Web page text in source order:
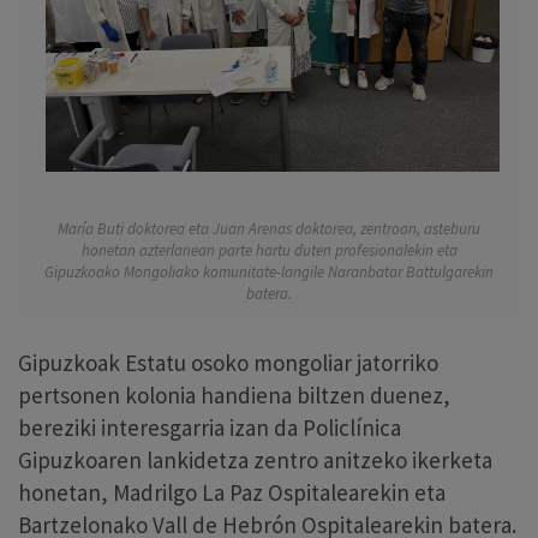
María Buti doktorea eta Juan Arenas doktorea, zentroan, asteburu
honetan azterlanean parte hartu duten profesionalekin eta
Gipuzkoako Mongoliako komunitate-langile Naranbatar Battulgarekin
batera.
Gipuzkoak Estatu osoko mongoliar jatorriko
pertsonen kolonia handiena biltzen duenez,
bereziki interesgarria izan da Policlínica
Gipuzkoaren lankidetza zentro anitzeko ikerketa
honetan, Madrilgo La Paz Ospitalearekin eta
Bartzelonako Vall de Hebrón Ospitalearekin batera.